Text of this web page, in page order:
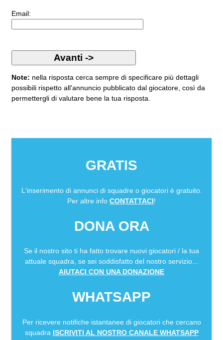
Email:
Note: nella risposta cerca sempre di specificare più dettagli
possibili rispetto all'annuncio pubblicato dal giocatore, così da
permettergli di valutare bene la tua risposta.
GRATIS
L'inserimento di annunci di squadre o giocatori è gratuito.
Per altre info CONTATTACI!
DONA ORA
Se il nostro sito ti ha fatto trovare nuovi giocatori / la tua
attuale squadra, se sei soddisfatto del nostro servizio...
AIUTACI CON UNA DONAZIONE
WHATSAPP
Per ricevere notifiche istantanee di giocatori che cercano
squadra ISCRIVITI AL NOSTRO CANALE WHATSAPP